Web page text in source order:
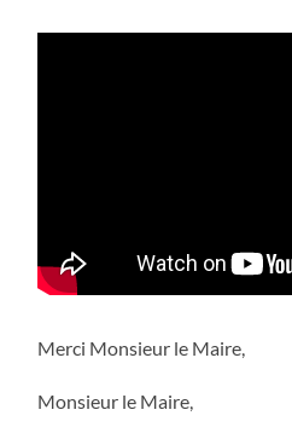
Merci Monsieur le Maire,
Monsieur le Maire,